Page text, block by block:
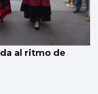
al ritmo de